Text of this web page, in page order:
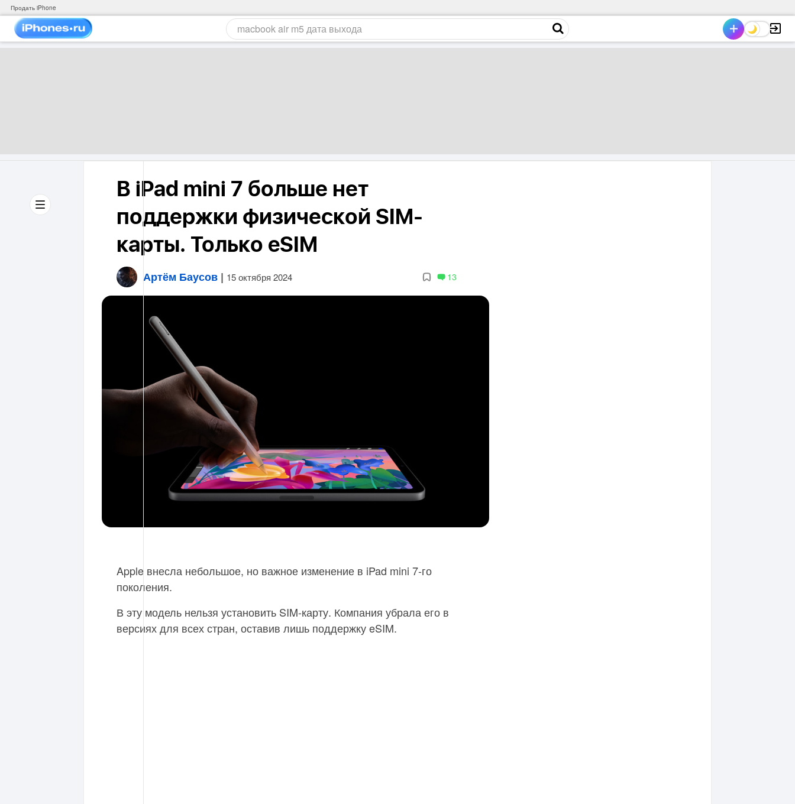
Продать iPhone
В iPad mini 7 больше нет
поддержки физической SIM-
карты. Только eSIM
Артём Баусов | 15 октября 2024 13
Apple внесла небольшое, но важное изменение в iPad mini 7-го
поколения.
В эту модель нельзя установить SIM-карту. Компания убрала его в
версиях для всех стран, оставив лишь поддержку eSIM.